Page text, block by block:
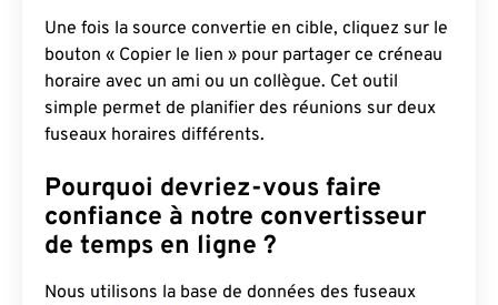
Une fois la source convertie en cible, cliquez sur le
bouton « Copier le lien » pour partager ce créneau
horaire avec un ami ou un collègue. Cet outil
simple permet de planifier des réunions sur deux
fuseaux horaires différents.
Pourquoi devriez-vous faire
confiance à notre convertisseur
de temps en ligne ?
Nous utilisons la base de données des fuseaux